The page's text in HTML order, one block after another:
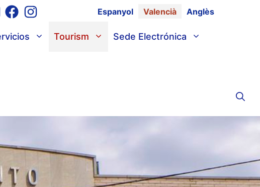
Espanyol Valencià Anglès
Tourism Sede Electrónica